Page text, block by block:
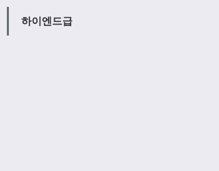
하이엔드급